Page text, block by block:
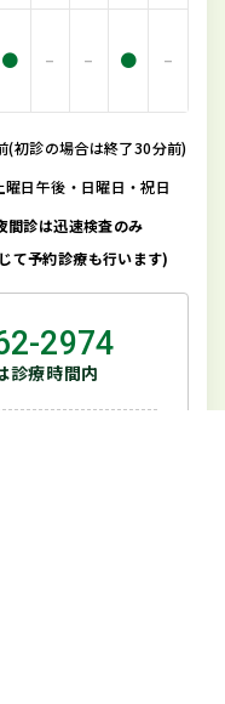
● – – ● –
(初診の場合は終了30分前)
日午後・日曜日・祝日
診は迅速検査のみ
て予約診療も行います)
2974
診療時間内